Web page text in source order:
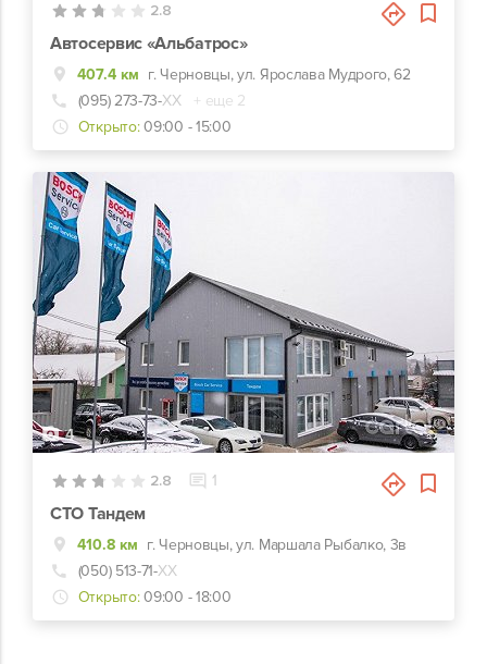
2.8
Автосервис «Альбатрос»
407.4 км г. Черновцы, ул. Ярослава Мудрого, 62
(095) 273-73-ХХ
+ еще 2
Открыто: 09:00 - 15:00
4
2.8 1
СТО Тандем
410.8 км г. Черновцы, ул. Маршала Рыбалко, 3в
(050) 513-71-ХХ
Открыто: 09:00 - 18:00